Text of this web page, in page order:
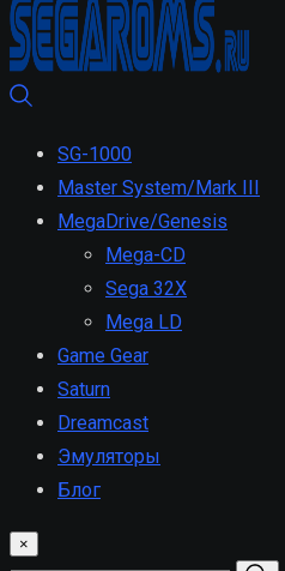
SG-1000
Master System/Mark III
MegaDrive/Genesis
Mega-CD
Sega 32X
Mega LD
Game Gear
Saturn
Dreamcast
Эмуляторы
Блог
×